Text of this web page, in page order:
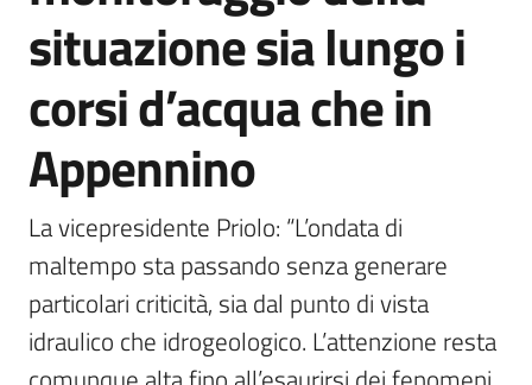
Seguici
su
situazione sia lungo i
corsi d’acqua che in
Appennino
La vicepresidente Priolo: “L’ondata di
maltempo sta passando senza generare
particolari criticità, sia dal punto di vista
idraulico che idrogeologico. L’attenzione resta